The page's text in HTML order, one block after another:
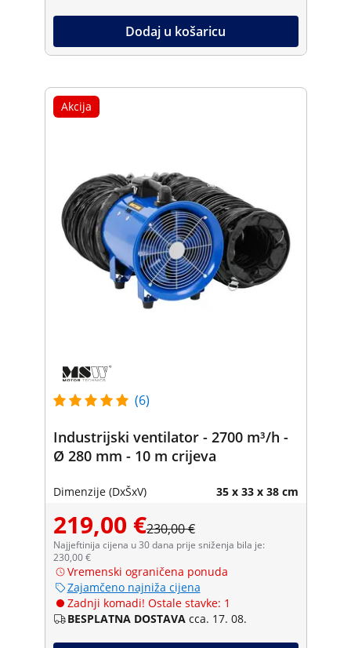
Dodaj u košaricu
Akcija
(6)
Industrijski ventilator - 2700 m³/h -
Ø 280 mm - 10 m crijeva
Dimenzije (DxŠxV) 35 x 33 x 38 cm
219,00 €230,00 €
Najjeftinija cijena u 30 dana prije sniženja bila je:
230,00 €
Vremenski ograničena ponuda
Zajamčeno najniža cijena
Zadnji komadi! Ostale stavke: 1
BESPLATNA DOSTAVA cca. 17. 08.